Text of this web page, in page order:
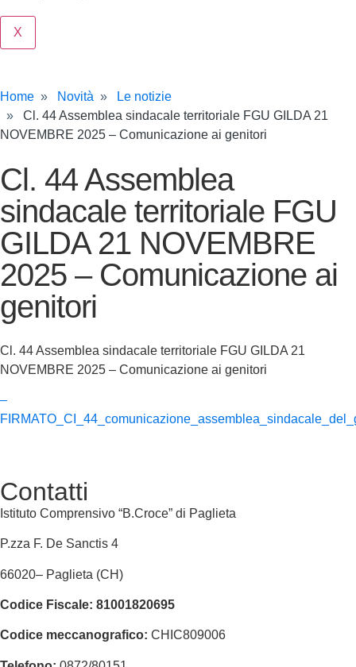
X
Home Novità
Le notizie
Cl. 44 Assemblea sindacale territoriale FGU GILDA 21
NOVEMBRE 2025 – Comunicazione ai genitori
Cl. 44 Assemblea
sindacale territoriale FGU
GILDA 21 NOVEMBRE
2025 – Comunicazione ai
genitori
Cl. 44 Assemblea sindacale territoriale FGU GILDA 21
NOVEMBRE 2025 – Comunicazione ai genitori
–
Contatti
Istituto Comprensivo “B.Croce” di Paglieta
P.zza F. De Sanctis 4
66020– Paglieta (CH)
Codice Fiscale: 81001820695
Codice meccanografico: CHIC809006